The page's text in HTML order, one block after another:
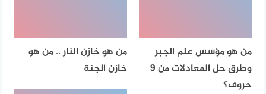
من هو مؤسس علم الجبر
وطرق حل المعادلات من 9
حروف؟
من هو خازن النار .. من هو
خازن الجنة